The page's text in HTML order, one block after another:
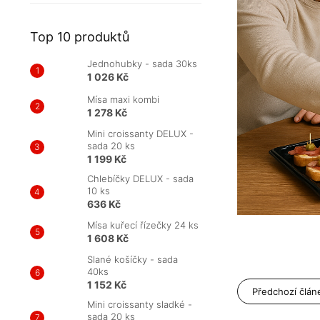
Top 10 produktů
Jednohubky - sada 30ks
1 026 Kč
Mísa maxi kombi
1 278 Kč
Mini croissanty DELUX -
sada 20 ks
1 199 Kč
Chlebíčky DELUX - sada
10 ks
636 Kč
Mísa kuřecí řízečky 24 ks
1 608 Kč
Slané košíčky - sada
40ks
1 152 Kč
Mini croissanty sladké -
sada 20 ks
Předchozí